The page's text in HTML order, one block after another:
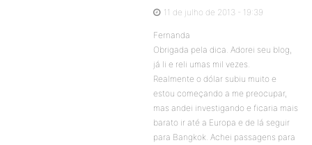
11 de julho de 2013 - 19:39
Fernanda
Obrigada pela dica. Adorei seu blog,
já li e reli umas mil vezes.
Realmente o dólar subiu muito e
estou começando a me preocupar,
mas andei investigando e ficaria mais
barato ir até a Europa e de lá seguir
para Bangkok. Achei passagens para